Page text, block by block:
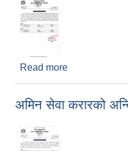
Read more
अमिन सेवा करारको